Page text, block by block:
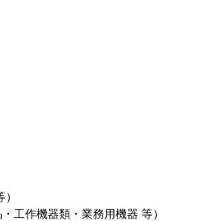
工作機器類・業務用機器 等）